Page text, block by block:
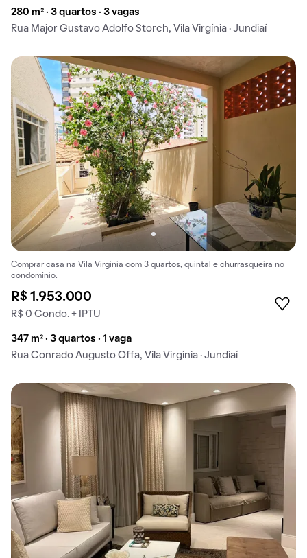
280 m² · 3 quartos · 3 vagas
Rua Major Gustavo Adolfo Storch, Vila Virgínia · Jundiaí
Comprar casa na Vila Virginia com 3 quartos, quintal e churrasqueira no
condomínio.
R$ 1.953.000
R$ 0 Condo. + IPTU
347 m² · 3 quartos · 1 vaga
Rua Conrado Augusto Offa, Vila Virginia · Jundiaí